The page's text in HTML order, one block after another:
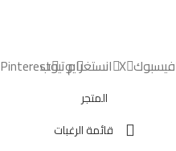
فيسبوك X انستغراميوتيوبPinterest
المتجر
قائمة الرغبات